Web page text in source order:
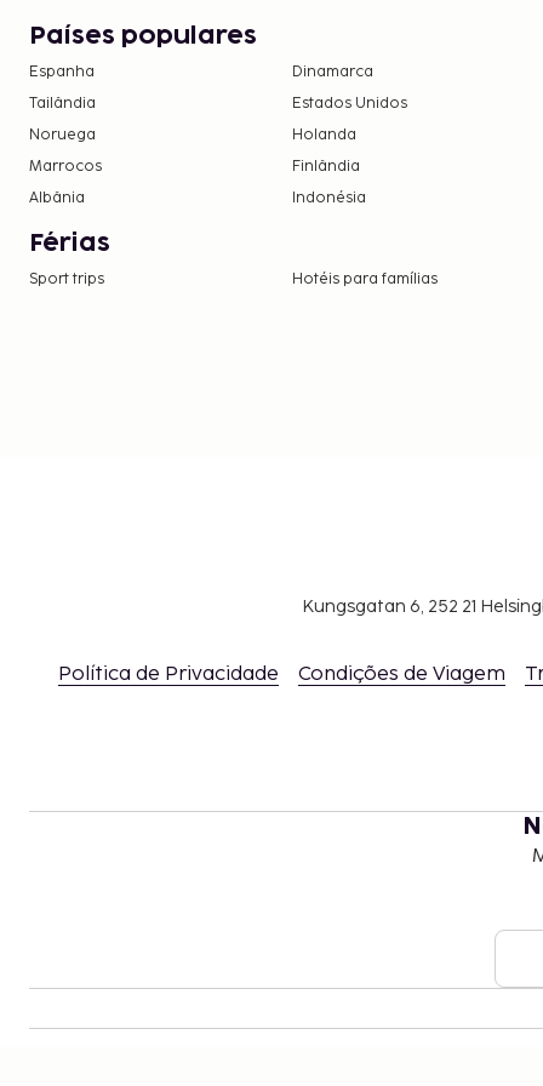
Países populares
Espanha Dinamarca
Tailândia
Estados Unidos
Noruega
Holanda
Marrocos
Finlândia
Albânia
Indonésia
Férias
Sport trips Hotéis para famílias
Kungsgatan 6, 252 21
Política de Privacidade Condições de Viagem